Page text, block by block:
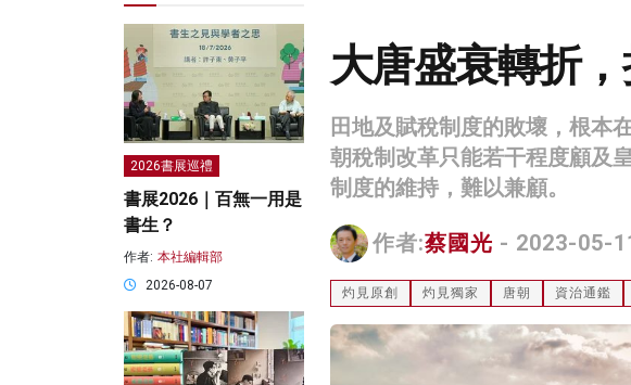
大唐盛衰轉折
田地及賦稅制度的敗壞，根本
朝稅制改革只能若干程度顧及
制度的維持，難以兼顧。
作者:蔡國光 - 2023-05-
灼見原創 灼見獨家 唐朝 資治通鑑
2026書展巡禮
書展2026｜百無一用是
書生？
作者: 本社編輯部
2026-08-07